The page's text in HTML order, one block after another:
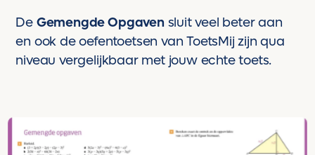
De Gemengde Opgavensluit veel beter aan
en ook de oefentoetsen van ToetsMij zijn qua
niveau vergelijkbaar met jouw echte toets.